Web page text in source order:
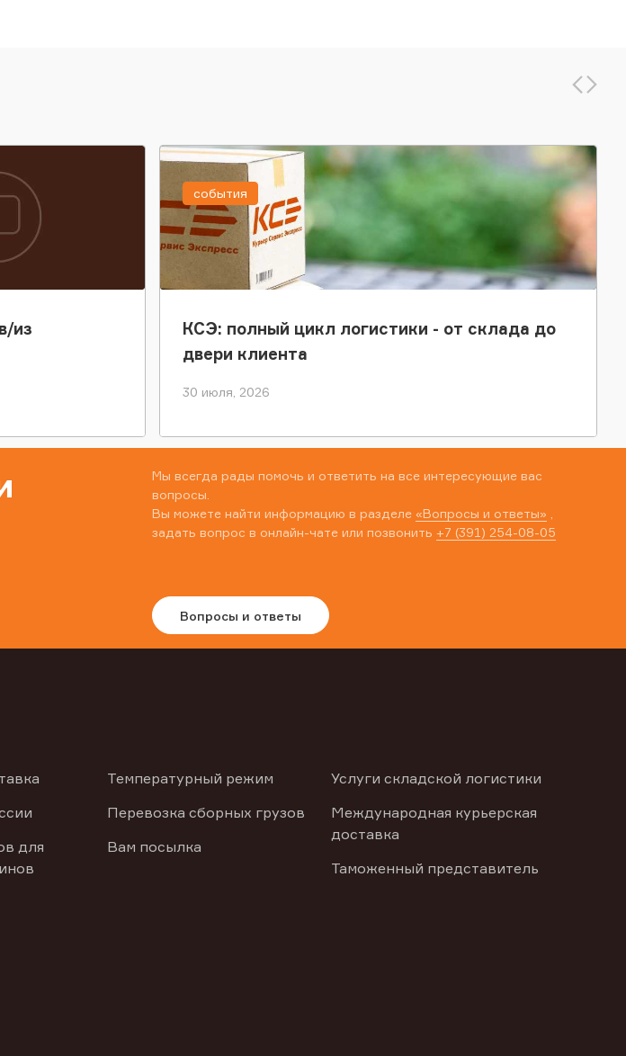
из
КСЭ: полный цикл логистики - от склада до
двери клиента
30 июля, 2026
события
Мы всегда рады помочь и ответить на все интересующие вас
вопросы.
Вы можете найти информацию в разделе «Вопросы и ответы»
задать вопрос в онлайн-чате или позвонить +7 (391) 254-08-05
Вопросы и ответы
для
Температурный режим
Перевозка сборных грузов
Вам посылка
Услуги складской логистики
Международная курьерская
доставка
Таможенный представитель